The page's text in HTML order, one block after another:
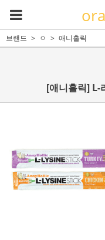
브랜드 ㅇ 애니홀릭
[애니홀릭] L-